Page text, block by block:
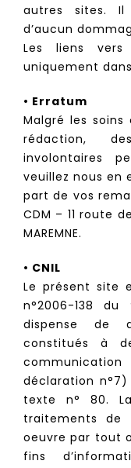
autres sites. Il
d’aucun
Les liens vers
uniquement
• Erratum
Malgré les
rédaction,
involontaires
veuillez nous en
part de vos
CDM – 11 route
MAREMNE.
• CNIL
Le présent site
n°2006-138
dispense de
constitués à
déclaration n°7)
texte n° 80.
traitements de
oeuvre par tout
fins